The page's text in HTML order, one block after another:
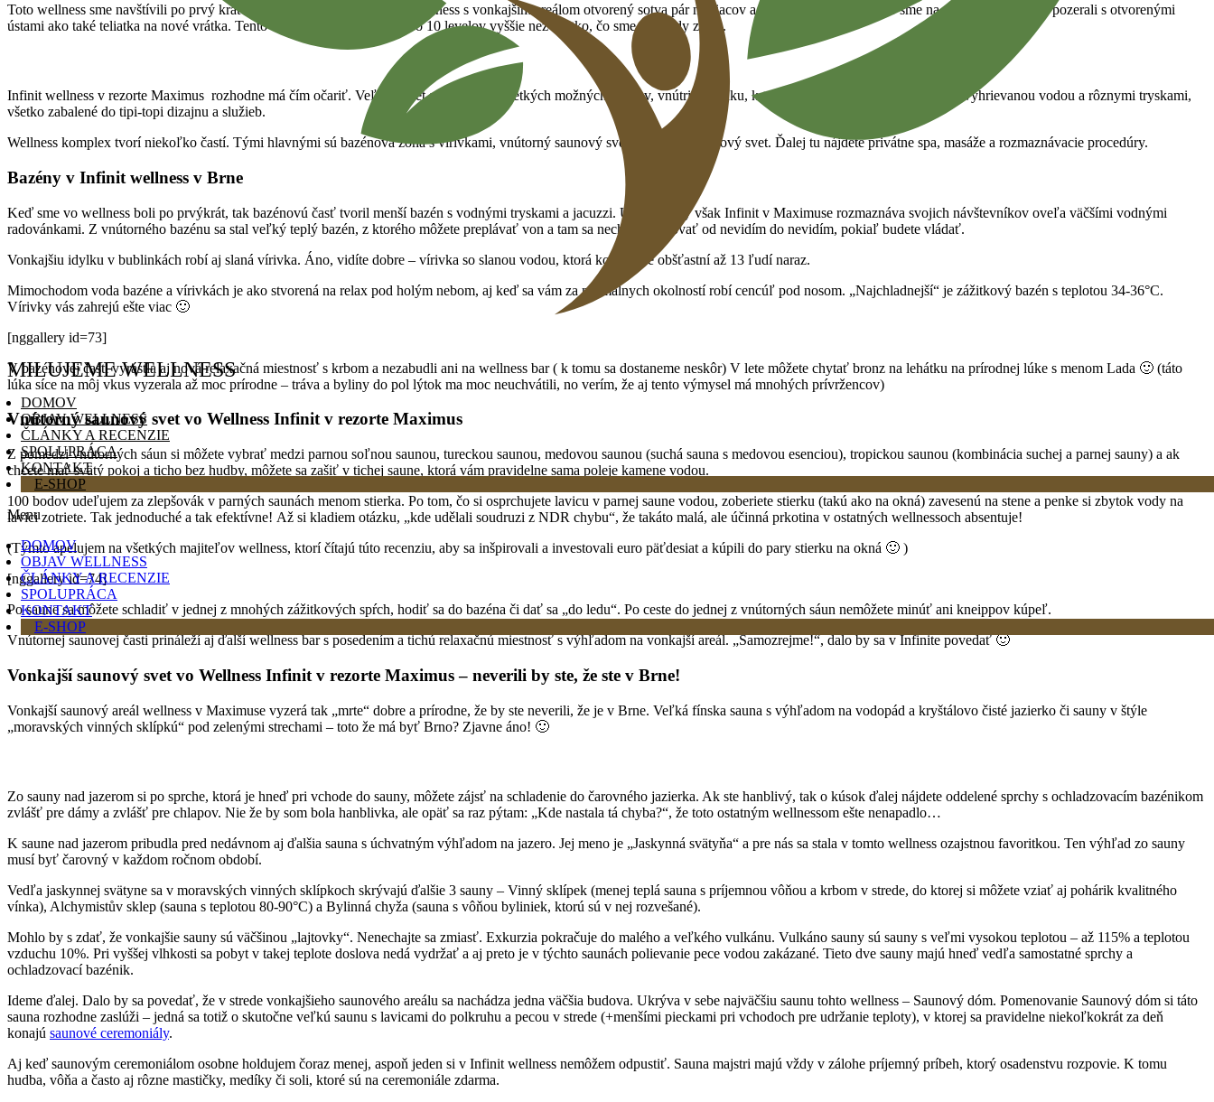
MILUJEME WELLNESS
DOMOV
OBJAV WELLNESS
ČLÁNKY A RECENZIE
SPOLUPRÁCA
KONTAKT
E-SHOP
Menu
DOMOV
OBJAV WELLNESS
ČLÁNKY A RECENZIE
SPOLUPRÁCA
KONTAKT
E-SHOP
Toto wellness sme navštívili po prvý krát cca pred 5 rokmi. V tedy bol wellness s vonkajším areálom otvorený sotva pár mesiacov a dodnes si pamätám, ako sme na to všetko užasnuto pozerali s otvorenými
ústami ako také teliatka na nové vrátka. Tento wellness bol jednoducho o 10 levelov vyššie než všetko, čo sme do vtedy zažili.
Infinit wellness v rezorte Maximus rozhodne má čím očariť. Veľký počet sáun hádam všetkých možných druhov, vnútri aj vonku, k tomu výplavový bazén s celoročne vyhrievanou vodou a rôznymi tryskami,
všetko zabalené do tipi-topi dizajnu a služieb.
Wellness komplex tvorí niekoľko častí. Tými hlavnými sú bazénová zóna s vírivkami, vnútorný saunový svet a vonkajší saunový svet. Ďalej tu nájdete privátne spa, masáže a rozmaznávacie procedúry.
Bazény v Infinit wellness v Brne
Keď sme vo wellness boli po prvýkrát, tak bazénovú časť tvoril menší bazén s vodnými tryskami a jacuzzi. Už dva roky však Infinit v Maximuse rozmaznáva svojich návštevníkov oveľa väčšími vodnými
radovánkami. Z vnútorného bazénu sa stal veľký teplý bazén, z ktorého môžete preplávať von a tam sa nechať masírovať od nevidím do nevidím, pokiaľ budete vládať.
Vonkajšiu idylku v bublinkách robí aj slaná vírivka. Áno, vidíte dobre – vírivka so slanou vodou, ktorá komfortne obšťastní až 13 ľudí naraz.
Mimochodom voda bazéne a vírivkách je ako stvorená na relax pod holým nebom, aj keď sa vám za normálnych okolností robí cencúľ pod nosom. „Najchladnejší“ je zážitkový bazén s teplotou 34-36°C.
Vírivky vás zahrejú ešte viac 🙂
[nggallery id=73]
V bazénovej časti vyrástla aj nová relaxačná miestnosť s krbom a nezabudli ani na wellness bar ( k tomu sa dostaneme neskôr) V lete môžete chytať bronz na lehátku na prírodnej lúke s menom Lada 🙂 (táto
lúka síce na môj vkus vyzerala až moc prírodne – tráva a byliny do pol lýtok ma moc neuchvátili, no verím, že aj tento výmysel má mnohých prívržencov)
Vnútorný saunový svet vo Wellness Infinit v rezorte Maximus
Z pomedzi vnútorných sáun si môžete vybrať medzi parnou soľnou saunou, tureckou saunou, medovou saunou (suchá sauna s medovou esenciou), tropickou saunou (kombinácia suchej a parnej sauny) a ak
chcete mať svätý pokoj a ticho bez hudby, môžete sa zašiť v tichej saune, ktorá vám pravidelne sama poleje kamene vodou.
100 bodov udeľujem za zlepšovák v parných saunách menom stierka. Po tom, čo si osprchujete lavicu v parnej saune vodou, zoberiete stierku (takú ako na okná) zavesenú na stene a penke si zbytok vody na
lavici zotriete. Tak jednoduché a tak efektívne! Až si kladiem otázku, „kde udělali soudruzi z NDR chybu“, že takáto malá, ale účinná prkotina v ostatných wellnessoch absentuje!
(Týmto apelujem na všetkých majiteľov wellness, ktorí čítajú túto recenziu, aby sa inšpirovali a investovali euro päťdesiat a kúpili do pary stierku na okná 🙂 )
[nggallery id=74]
Po saune sa môžete schladiť v jednej z mnohých zážitkových spŕch, hodiť sa do bazéna či dať sa „do ledu“. Po ceste do jednej z vnútorných sáun nemôžete minúť ani kneippov kúpeľ.
Vnútornej saunovej časti prináleží aj ďalší wellness bar s posedením a tichú relaxačnú miestnosť s výhľadom na vonkajší areál. „Samozrejme!“, dalo by sa v Infinite povedať 🙂
Vonkajší saunový svet vo Wellness Infinit v rezorte Maximus – neverili by ste, že ste v Brne!
Vonkajší saunový areál wellness v Maximuse vyzerá tak „mrte“ dobre a prírodne, že by ste neverili, že je v Brne. Veľká fínska sauna s výhľadom na vodopád a kryštálovo čisté jazierko či sauny v štýle
„moravských vinných sklípkú“ pod zelenými strechami – toto že má byť Brno? Zjavne áno! 🙂
Zo sauny nad jazerom si po sprche, ktorá je hneď pri vchode do sauny, môžete zájsť na schladenie do čarovného jazierka. Ak ste hanblivý, tak o kúsok ďalej nájdete oddelené sprchy s ochladzovacím bazénikom
zvlášť pre dámy a zvlášť pre chlapov. Nie že by som bola hanblivka, ale opäť sa raz pýtam: „Kde nastala tá chyba?“, že toto ostatným wellnessom ešte nenapadlo…
K saune nad jazerom pribudla pred nedávnom aj ďalšia sauna s úchvatným výhľadom na jazero. Jej meno je „Jaskynná svätyňa“ a pre nás sa stala v tomto wellness ozajstnou favoritkou. Ten výhľad zo sauny
musí byť čarovný v každom ročnom období.
Vedľa jaskynnej svätyne sa v moravských vinných sklípkoch skrývajú ďalšie 3 sauny – Vinný sklípek (menej teplá sauna s príjemnou vôňou a krbom v strede, do ktorej si môžete vziať aj pohárik kvalitného
vínka), Alchymistův sklep (sauna s teplotou 80-90°C) a Bylinná chyža (sauna s vôňou byliniek, ktorú sú v nej rozvešané).
Mohlo by s zdať, že vonkajšie sauny sú väčšinou „lajtovky“. Nenechajte sa zmiasť. Exkurzia pokračuje do malého a veľkého vulkánu. Vulkáno sauny sú sauny s veľmi vysokou teplotou – až 115% a teplotou
vzduchu 10%. Pri vyššej vlhkosti sa pobyt v takej teplote doslova nedá vydržať a aj preto je v týchto saunách polievanie pece vodou zakázané. Tieto dve sauny majú hneď vedľa samostatné sprchy a
ochladzovací bazénik.
Ideme ďalej. Dalo by sa povedať, že v strede vonkajšieho saunového areálu sa nachádza jedna väčšia budova. Ukrýva v sebe najväčšiu saunu tohto wellness – Saunový dóm. Pomenovanie Saunový dóm si táto
sauna rozhodne zaslúži – jedná sa totiž o skutočne veľkú saunu s lavicami do polkruhu a pecou v strede (+menšími pieckami pri vchodoch pre udržanie teploty), v ktorej sa pravidelne niekoľkokrát za deň
konajú saunové ceremoniály.
Aj keď saunovým ceremoniálom osobne holdujem čoraz menej, aspoň jeden si v Infinit wellness nemôžem odpustiť. Sauna majstri majú vždy v zálohe príjemný príbeh, ktorý osadenstvu rozpovie. K tomu
hudba, vôňa a často aj rôzne mastičky, medíky či soli, ktoré sú na ceremoniále zdarma.